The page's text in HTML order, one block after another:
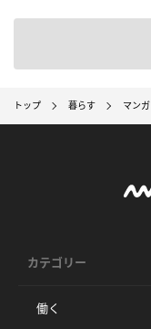
トップ 暮らす マンガ
カテゴリー
働く